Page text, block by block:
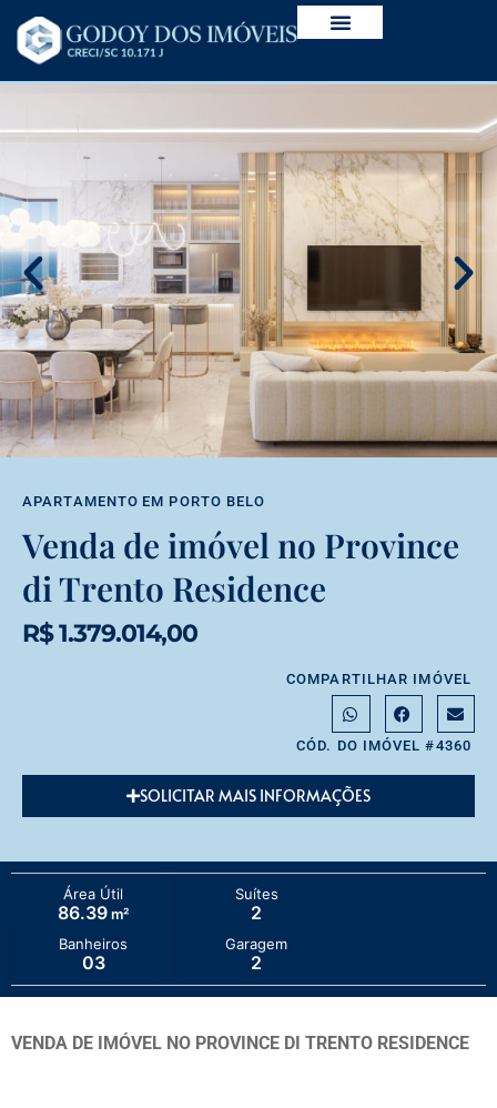
APARTAMENTO EM PORTO BELO
Venda de imóvel no Province
di Trento Residence
R$ 1.379.014,00
COMPARTILHAR IMÓVEL
CÓD. DO IMÓVEL #4360
SOLICITAR MAIS INFORMAÇÕES
Área Útil
86.39m²
Suítes
2
Banheiros
03
Garagem
2
VENDA DE IMÓVEL NO PROVINCE DI TRENTO RESIDENCE